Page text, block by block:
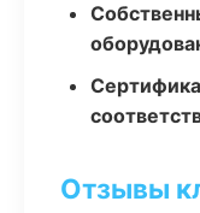
Отзывы